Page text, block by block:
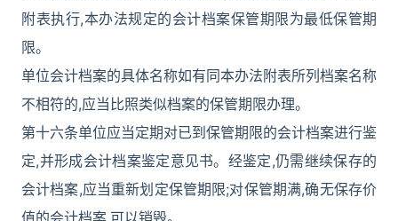
附表执行,本办法规定的会计档案保管期限为最低保管期
限。
单位会计档案的具体名称如有同本办法附表所列档案名称
不相符的,应当比照类似档案的保管期限办理。
第十六条单位应当定期对已到保管期限的会计档案进行鉴
定,并形成会计档案鉴定意见书。经鉴定,仍需继续保存的
会计档案,应当重新划定保管期限;对保管期满,确无保存价
值的会计档案,可以销毁。